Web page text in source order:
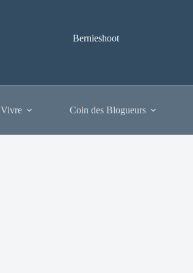
Bernieshoot
Coin des Blogueurs